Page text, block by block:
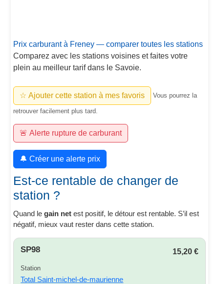
Prix carburant à Freney — comparer toutes les stations
Comparez avec les stations voisines et faites votre
plein au meilleur tarif dans le Savoie.
☆ Ajouter cette station à mes favoris Vous pourrez la
retrouver facilement plus tard.
🚨 Alerte rupture de carburant
🔔 Créer une alerte prix
Est-ce rentable de changer de
station ?
Quand legain net est positif, le détour est rentable. S’il est
négatif, mieux vaut rester dans cette station.
SP98 15,20 €
Station
Total Saint-michel-de-maurienne